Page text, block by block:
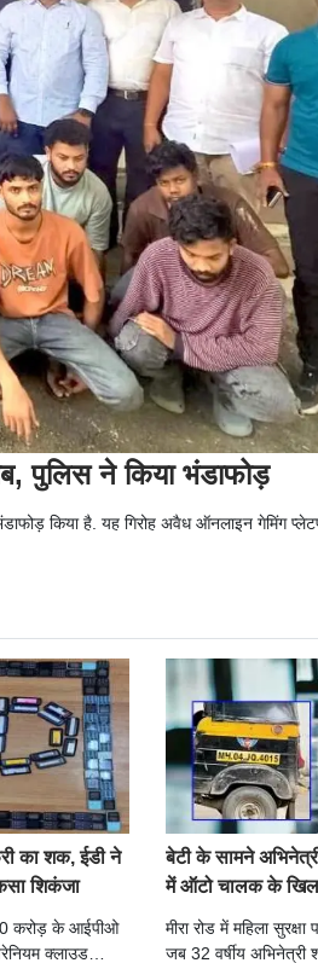
पुलिस ने किया भंडाफोड़
किया है. यह गिरोह अवैध ऑनलाइन गेमिंग
का शक, ईडी ने
शिकंजा
करोड़ के आईपीओ
क्लाउड
बेटी के सामने
में ऑटो चालक के
मीरा रोड में महिला
जब 32 वर्षीय